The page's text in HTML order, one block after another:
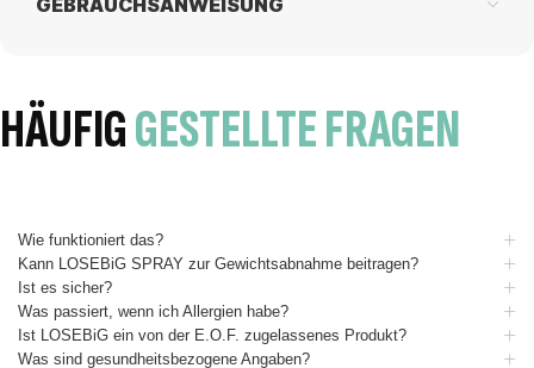
HÄUFIGGESTELLTE FRAGEN
Wie funktioniert das?
Kann LOSEBiG SPRAY zur Gewichtsabnahme beitragen?
Ist es sicher?
Was passiert, wenn ich Allergien habe?
Ist LOSEBiG ein von der E.O.F. zugelassenes Produkt?
Was sind gesundheitsbezogene Angaben?